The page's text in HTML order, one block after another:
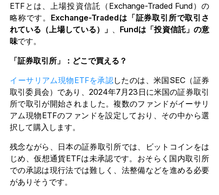
ETFとは、上場投資信託（Exchange-Traded Fund）の
略称です。 Exchange-Tradedは「証券取引所で取引さ
れている（上場している）」
Fundは「投資信託」の意
味です。
「証券取引所」：どこで買える？
イーサリアム現物ETFを承認したのは、米国SEC（証券
取引委員会）であり、2024年7月23日に米国の証券取引
所で取引が開始されました。複数のファンドがイーサリ
アム現物ETFのファンドを設定しており、その中から選
択して購入します。
残念ながら、日本の証券取引所では、ビットコインをは
じめ、仮想通貨ETFは未承認です。おそらく国内取引所
での承認は現行法では難しく、法整備などを進める必要
がありそうです。